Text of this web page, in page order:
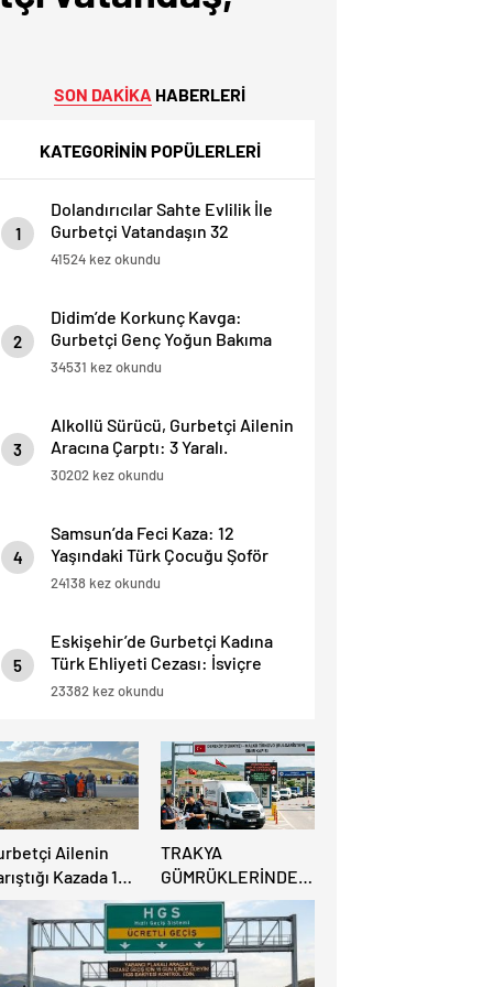
SON DAKİKA HABERLERİ
KATEGORİNİN POPÜLERLERİ
1
Dolandırıcılar Sahte Evlilik İle
Gurbetçi Vatandaşın 32
Dairesini Elinden Aldılar.
41524 kez okundu
2
Didim’de Korkunç Kavga:
Gurbetçi Genç Yoğun Bakıma
Alındı.
34531 kez okundu
3
Alkollü Sürücü, Gurbetçi Ailenin
Aracına Çarptı: 3 Yaralı.
30202 kez okundu
4
Samsun’da Feci Kaza: 12
Yaşındaki Türk Çocuğu Şoför
Hayatını Kaybetti, 3 Yaralı.
24138 kez okundu
5
Eskişehir’de Gurbetçi Kadına
Türk Ehliyeti Cezası: İsviçre
Ehliyeti Kabul Edilmedi.
23382 kez okundu
Ailenin
Kazada 1
Hayatını
7 kişi
TRAKYA
GÜMRÜKLERİNDE
BÜYÜK
RAHATLAMA:
DEREKÖY HAFİF
TİCARİ ARAÇLARA